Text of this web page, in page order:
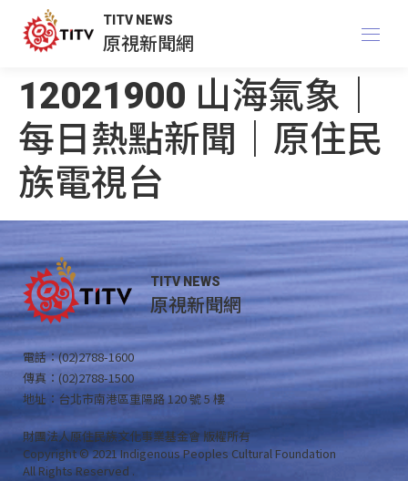
TITV NEWS
原視新聞網
12021900 山海氣象｜
每日熱點新聞｜原住民
族電視台
TITV NEWS
原視新聞網
電話：(02)2788-1600
傳真：(02)2788-1500
地址：台北市南港區重陽路 120 號 5 樓
財團法人原住民族文化事業基金會 版權所有
Copyright © 2021 Indigenous Peoples Cultural Foundation
All Rights Reserved .